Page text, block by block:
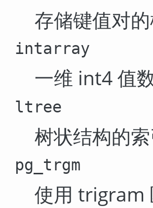
存储键值对
intarray
一维 int4 值
ltree
树状结构的索
pg_trgm
使用 trigram